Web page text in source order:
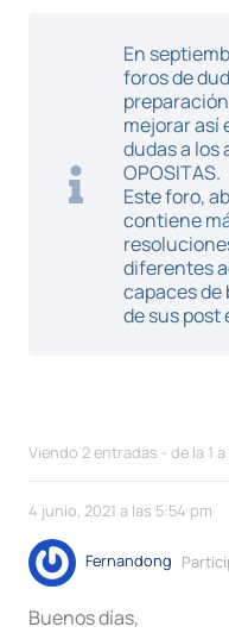
En
foros de
mejorar así
dudas a los
OPOSITAS.
Este foro,
contiene
diferentes
capaces de
de sus post
Viendo 2 entradas - de la 1
4 junio, 2021 a las 5:54 pm
Fernandong
Buenos días,